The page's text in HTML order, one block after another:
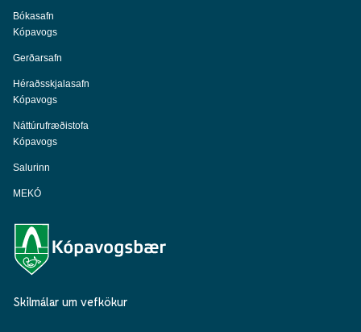
Bókasafn
Kópavogs
Gerðarsafn
Héraðsskjalasafn
Kópavogs
Náttúrufræðistofa
Kópavogs
Salurinn
MEKÓ
Skilmálar um vefkökur